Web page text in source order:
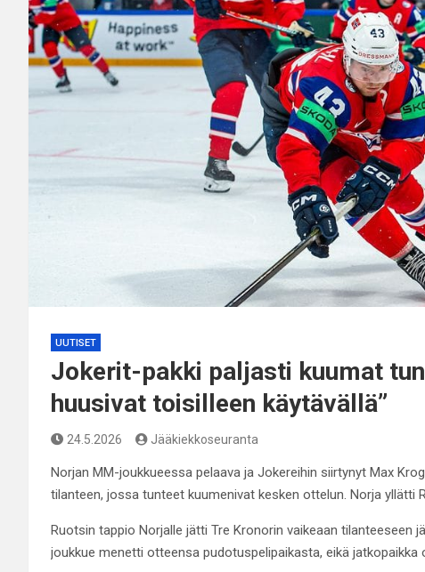
UUTISET
Jokerit-pakki paljasti kuumat
huusivat toisilleen käytävällä”
24.5.2026 Jääkiekkoseuranta
Norjan MM-joukkueessa pelaava ja Jokereihin siirtynyt Max
tilanteen, jossa tunteet kuumenivat kesken ottelun. Norja yllätti
Ruotsin tappio Norjalle jätti Tre Kronorin vaikeaan tilanteeseen
joukkue menetti otteensa pudotuspelipaikasta, eikä